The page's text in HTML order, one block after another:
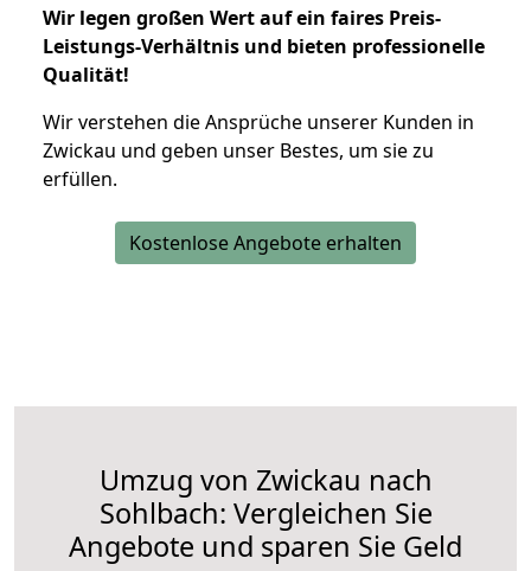
Wir legen großen Wert auf ein faires Preis-
Leistungs-Verhältnis und bieten professionelle
Qualität!
Wir verstehen die Ansprüche unserer Kunden in
Zwickau und geben unser Bestes, um sie zu
erfüllen.
Kostenlose Angebote erhalten
Umzug von Zwickau nach
Sohlbach: Vergleichen Sie
Angebote und sparen Sie Geld